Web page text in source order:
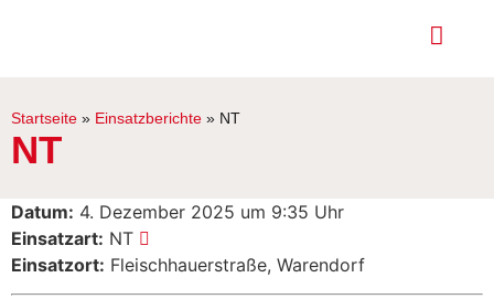
Startseite » Einsatzberichte » NT
NT
Datum: 4. Dezember 2025 um 9:35 Uhr
Einsatzart: NT
Einsatzort: Fleischhauerstraße, Warendorf